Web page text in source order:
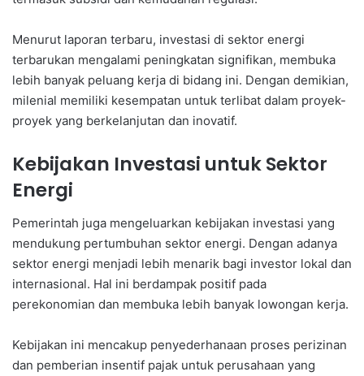
Menurut laporan terbaru, investasi di sektor energi
terbarukan mengalami peningkatan signifikan, membuka
lebih banyak peluang kerja di bidang ini. Dengan demikian,
milenial memiliki kesempatan untuk terlibat dalam proyek-
proyek yang berkelanjutan dan inovatif.
Kebijakan Investasi untuk Sektor
Energi
Pemerintah juga mengeluarkan kebijakan investasi yang
mendukung pertumbuhan sektor energi. Dengan adanya
sektor energi menjadi lebih menarik bagi investor lokal dan
internasional. Hal ini berdampak positif pada
perekonomian dan membuka lebih banyak lowongan kerja.
Kebijakan ini mencakup penyederhanaan proses perizinan
dan pemberian insentif pajak untuk perusahaan yang